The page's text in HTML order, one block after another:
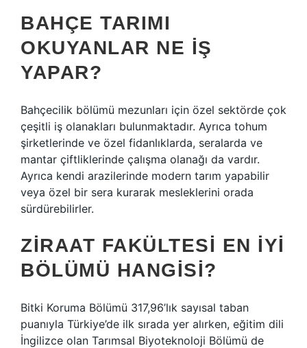
BAHÇE TARIMI
OKUYANLAR NE IŞ
YAPAR?
Bahçecilik bölümü mezunları için özel sektörde çok
çeşitli iş olanakları bulunmaktadır. Ayrıca tohum
şirketlerinde ve özel fidanlıklarda, seralarda ve
mantar çiftliklerinde çalışma olanağı da vardır.
Ayrıca kendi arazilerinde modern tarım yapabilir
veya özel bir sera kurarak mesleklerini orada
sürdürebilirler.
ZIRAAT FAKÜLTESI EN IYI
BÖLÜMÜ HANGISI?
Bitki Koruma Bölümü 317,96’lık sayısal taban
puanıyla Türkiye’de ilk sırada yer alırken, eğitim dili
İngilizce olan Tarımsal Biyoteknoloji Bölümü de